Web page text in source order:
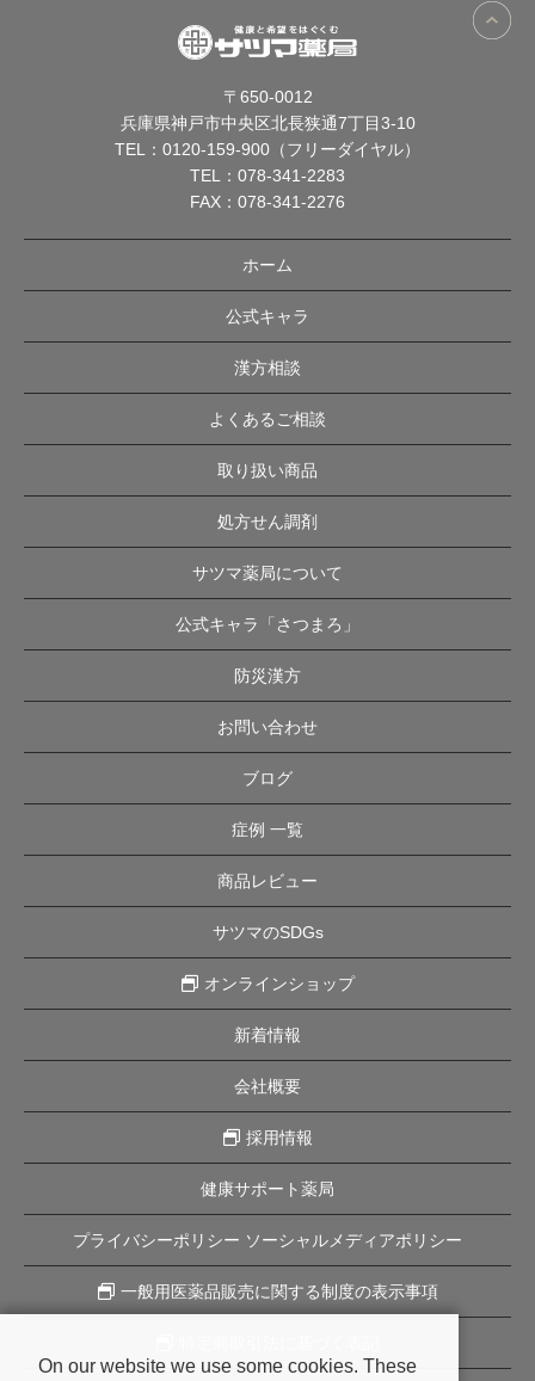
〒650-0012
兵庫県神戸市中央区北長狭通7丁目3-10
TEL： 0120-159-900（フリーダイヤル）
TEL： 078-341-2283
FAX：078-341-2276
ホーム
公式キャラ
漢方相談
よくあるご相談
取り扱い商品
処方せん調剤
サツマ薬局について
公式キャラ「さつまろ」
防災漢方
お問い合わせ
ブログ
症例 一覧
商品レビュー
サツマのSDGs
オンラインショップ
新着情報
会社概要
採用情報
健康サポート薬局
プライバシーポリシー ソーシャルメディアポリシー
一般用医薬品販売に関する制度の表示事項
On our website we use some cookies. These